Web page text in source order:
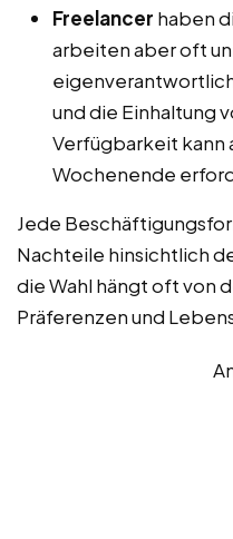
Freelancer haben
arbeiten aber oft
und die Einhaltung
Verfügbarkeit kann
Wochenende
Jede
Nachteile hinsichtlich
die Wahl hängt oft von
Präferenzen und